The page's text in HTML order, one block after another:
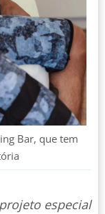
Bar, que tem
especial